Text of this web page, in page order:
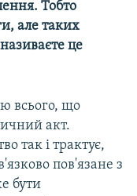
Тобто
але таких
це
всього, що
акт.
так і трактує,
пов'язане з
бути